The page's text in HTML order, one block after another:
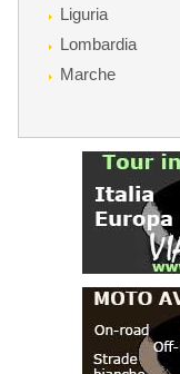
Liguria
Lombardia
Marche